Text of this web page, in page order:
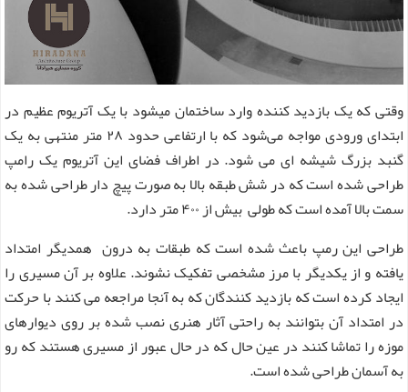
وقتی که یک بازدید کننده وارد ساختمان میشود با یک آتریوم عظیم در
ابتدای ورودی مواجه می‌شود که با ارتفاعی حدود ۲۸ متر منتهی به یک
گنبد بزرگ شیشه ای می ‌شود. در اطراف فضای این آتریوم یک رامپ
طراحی شده است که در شش طبقه بالا به صورت پیچ دار طراحی شده به
سمت بالا آمده است که طولی بیش از ۴۰۰ متر دارد.
طراحی این رمپ باعث شده است که طبقات به درون همدیگر امتداد
یافته و از یکدیگر با مرز مشخصی تفکیک نشوند. علاوه بر آن مسیری را
ایجاد کرده است که بازدید کنندگان که به آنجا مراجعه می کنند با حرکت
در امتداد آن بتوانند به راحتی آثار هنری نصب شده بر روی دیوارهای
موزه را تماشا کنند در عین حال که در حال عبور از مسیری هستند که رو
به آسمان طراحی شده است.